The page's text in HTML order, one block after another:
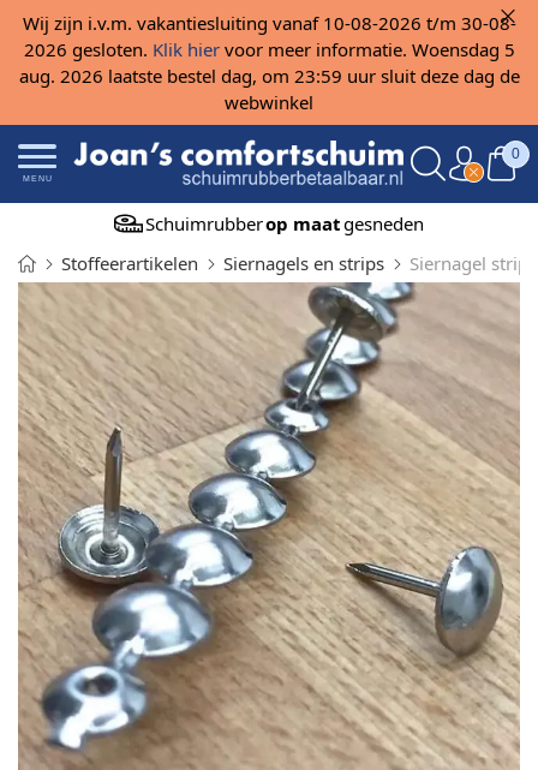
Wij zijn i.v.m. vakantiesluiting vanaf 10-08-2026 t/m 30-08-
2026 gesloten. Klik hiervoor meer informatie. Woensdag 5
aug. 2026 laatste bestel dag, om 23:59 uur sluit deze dag de
webwinkel
MENU
0
Schuimrubberop maatgesneden
Stoffeerartikelen
Siernagels en strips Siernagel strip